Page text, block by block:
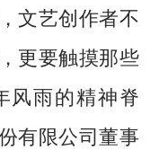
文艺创作者不
更要触摸那些
风雨的精神脊
有限公司董事